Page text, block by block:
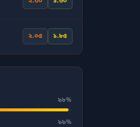
২.০৫ ১.৮৫
৯৮%
৯৯%